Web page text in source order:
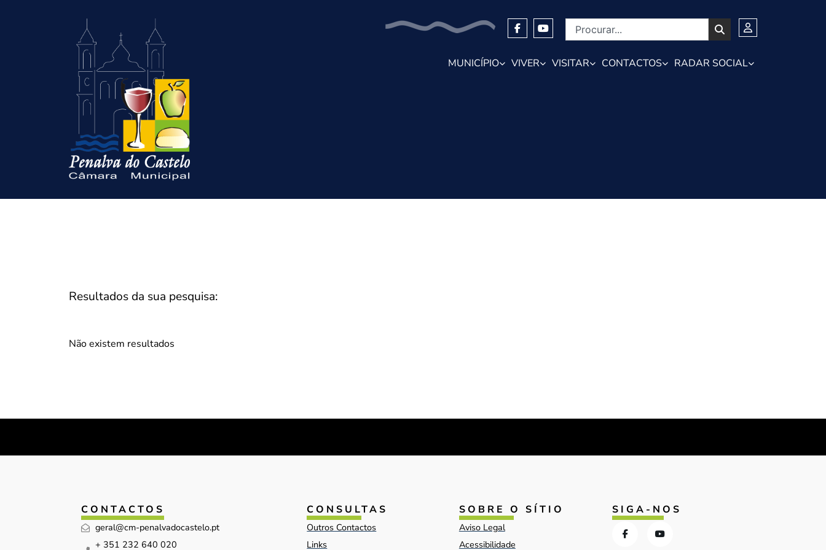
MUNICÍPIO VIVER VISITAR CONTACTOS RADAR SOCIAL
Resultados da sua pesquisa:
Não existem resultados
CONTACTOS
geral@cm-penalvadocastelo.pt
+ 351 232 640 020
CONSULTAS
Outros Contactos
Links
SOBRE O SÍTIO
Aviso Legal
Acessibilidade
SIGA-NOS